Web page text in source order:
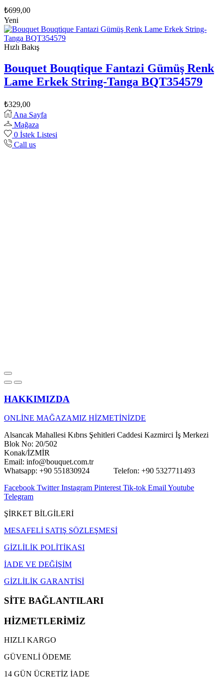
₺699,00
Yeni
Hızlı Bakış
Bouquet Bouqtique Fantazi Gümüş Renk
Lame Erkek String-Tanga BQT354579
₺329,00
Ana Sayfa
Mağaza
0 İstek Listesi
Call us
HAKKIMIZDA
ONLİNE MAĞAZAMIZ HİZMETİNİZDE
Alsancak Mahallesi Kıbrıs Şehitleri Caddesi Kazmirci İş Merkezi
Blok No: 20/502
Konak/İZMİR
Email: info@bouquet.com.tr
Whatsapp: +90 551830924 Telefon: +90 5327711493
Facebook Twitter Instagram Pinterest Tik-tok Email Youtube
Telegram
ŞİRKET BİLGİLERİ
MESAFELİ SATIŞ SÖZLEŞMESİ
GİZLİLİK POLİTİKASI
İADE VE DEĞİŞİM
GİZLİLİK GARANTİSİ
SİTE BAĞLANTILARI
HİZMETLERİMİZ
HIZLI KARGO
GÜVENLİ ÖDEME
14 GÜN ÜCRETİZ İADE